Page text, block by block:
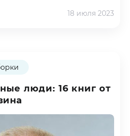
18 июля 2023
люди: 16 книг от